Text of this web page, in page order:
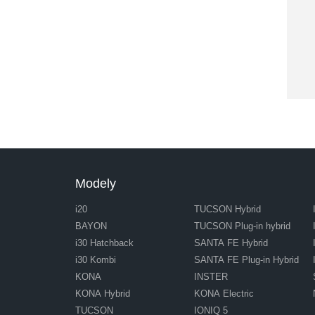
Modely
i20
BAYON
i30 Hatchback
i30 Kombi
KONA
KONA Hybrid
TUCSON
TUCSON Hybrid
TUCSON Plug-in hybrid
SANTA FE Hybrid
SANTA FE Plug-in Hybrid
INSTER
KONA Electric
IONIQ 5